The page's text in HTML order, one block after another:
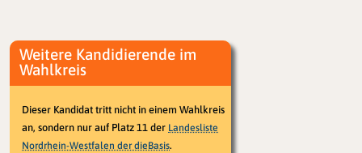
Weitere Kandidierende im
Wahlkreis
Dieser Kandidat tritt nicht in einem Wahlkreis
an, sondern nur auf Platz 11 der Landesliste
Nordrhein-Westfalen der dieBasis.